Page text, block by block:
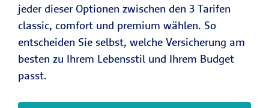
jeder dieser Optionen zwischen den 3 Tarifen
classic, comfort und premium wählen. So
entscheiden Sie selbst, welche Versicherung am
besten zu Ihrem Lebensstil und Ihrem Budget
passt.